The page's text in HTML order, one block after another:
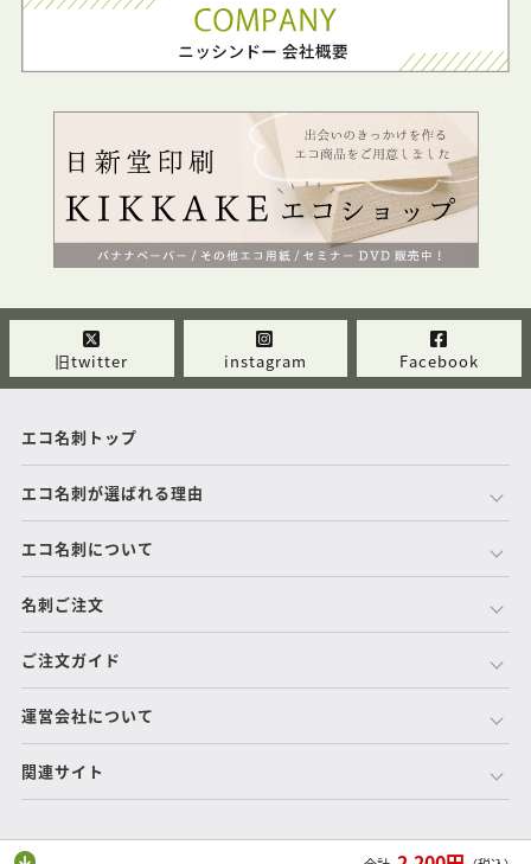
旧twitter instagram Facebook
エコ名刺トップ
エコ名刺が選ばれる理由
エコ名刺について
名刺ご注文
ご注文ガイド
運営会社について
関連サイト